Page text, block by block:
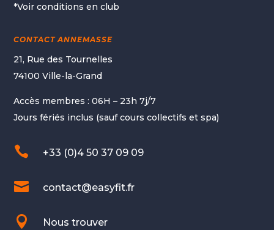
*Voir conditions en club
CONTACT ANNEMASSE
21, Rue des Tournelles
74100 Ville-la-Grand
Accès membres : 06H – 23h 7j/7
Jours fériés inclus (sauf cours collectifs et spa)
 +33 (0)4 50 37 09 09
 contact@easyfit.fr
 Nous trouver